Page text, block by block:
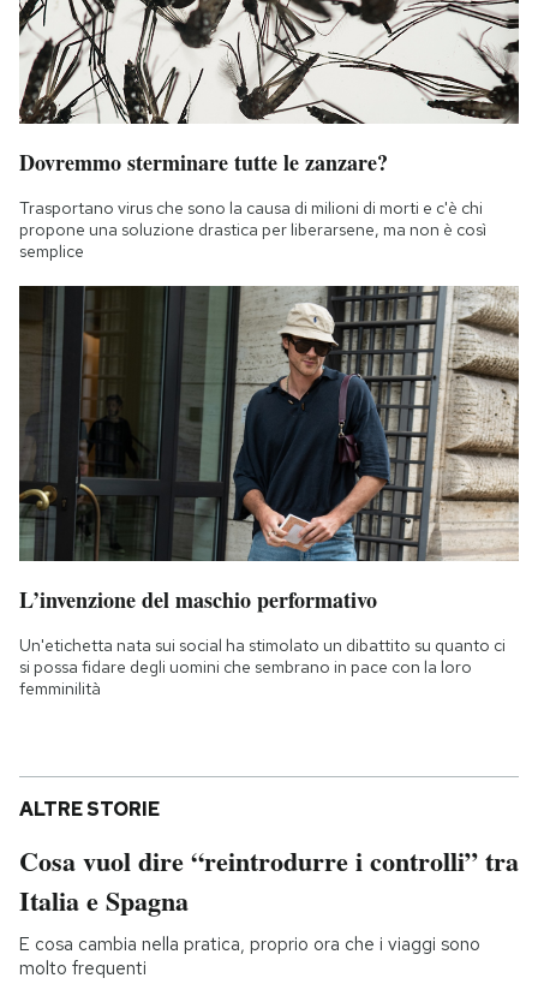
Dovremmo sterminare tutte le zanzare?
Trasportano virus che sono la causa di milioni di morti e c'è chi
propone una soluzione drastica per liberarsene, ma non è così
semplice
L’invenzione del maschio performativo
Un'etichetta nata sui social ha stimolato un dibattito su quanto ci
si possa fidare degli uomini che sembrano in pace con la loro
femminilità
ALTRE STORIE
Cosa vuol dire “reintrodurre i controlli” tra
Italia e Spagna
E cosa cambia nella pratica, proprio ora che i viaggi sono
molto frequenti